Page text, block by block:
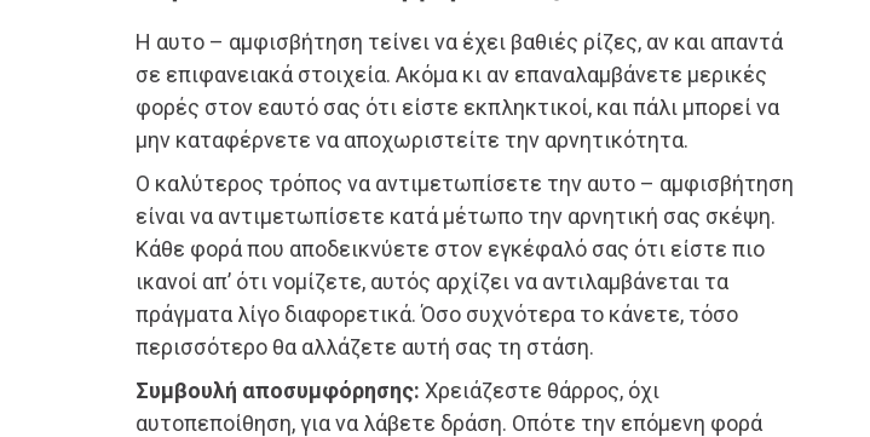
Η αυτο – αμφισβήτηση τείνει να έχει βαθιές ρίζες, αν και απαντά
σε επιφανειακά στοιχεία. Ακόμα κι αν επαναλαμβάνετε μερικές
φορές στον εαυτό σας ότι είστε εκπληκτικοί, και πάλι μπορεί να
μην καταφέρνετε να αποχωριστείτε την αρνητικότητα.
Ο καλύτερος τρόπος να αντιμετωπίσετε την αυτο – αμφισβήτηση
είναι να αντιμετωπίσετε κατά μέτωπο την αρνητική σας σκέψη.
Κάθε φορά που αποδεικνύετε στον εγκέφαλό σας ότι είστε πιο
ικανοί απ’ ότι νομίζετε, αυτός αρχίζει να αντιλαμβάνεται τα
πράγματα λίγο διαφορετικά. Όσο συχνότερα το κάνετε, τόσο
περισσότερο θα αλλάζετε αυτή σας τη στάση.
Συμβουλή αποσυμφόρησης: Χρειάζεστε θάρρος, όχι
αυτοπεποίθηση, για να λάβετε δράση. Οπότε την επόμενη φορά